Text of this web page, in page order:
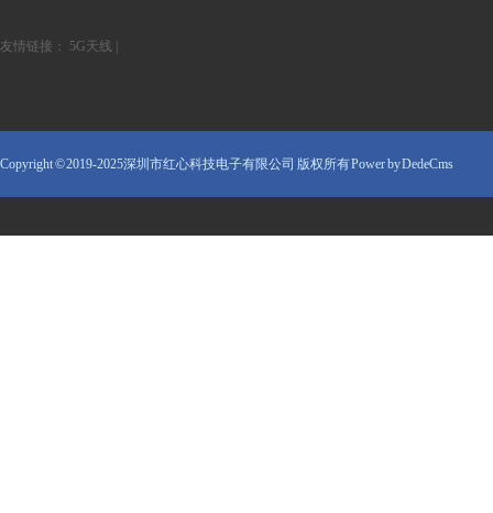
友情链接： 5G天线
Copyright © 2019-2025深圳市红心科技电子有限公司 版权所有Power by DedeCms